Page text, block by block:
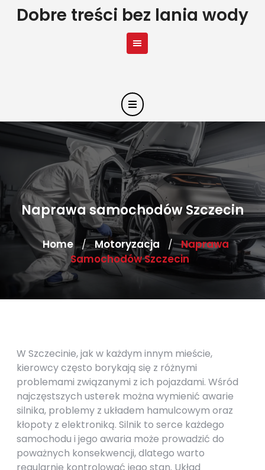
SkipDobre treści bez lania wody
Naprawa samochodów Szczecin
Home / Motoryzacja / Naprawa
Samochodów Szczecin
W Szczecinie, jak w każdym innym mieście,
kierowcy często borykają się z różnymi
problemami związanymi z ich pojazdami. Wśród
najczęstszych usterek można wymienić awarie
silnika, problemy z układem hamulcowym oraz
kłopoty z elektroniką. Silnik to serce każdego
samochodu i jego awaria może prowadzić do
poważnych konsekwencji, dlatego warto